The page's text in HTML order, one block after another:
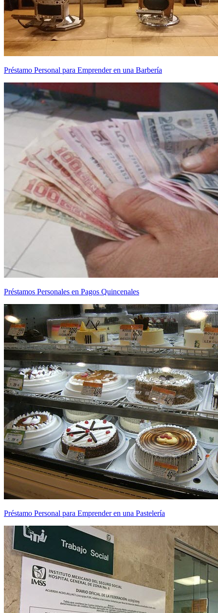
Préstamo Personal para Emprender en una Barbería
Préstamos Personales en Pagos Quincenales
Préstamo Personal para Emprender en una Pastelería